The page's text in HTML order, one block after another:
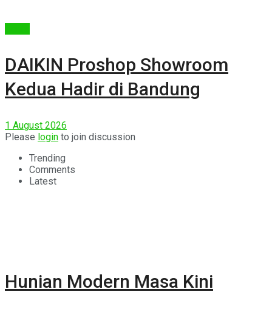
DAIKIN Proshop Showroom
Kedua Hadir di Bandung
1 August 2026
Please login to join discussion
Trending
Comments
Latest
Hunian Modern Masa Kini